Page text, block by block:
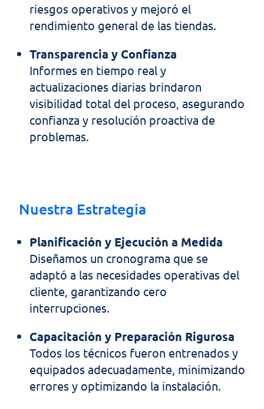
riesgos operativos y mejoró el
rendimiento general de las tiendas.
Transparencia y Confianza
Informes en tiempo real y
actualizaciones diarias brindaron
visibilidad total del proceso, asegurando
confianza y resolución proactiva de
problemas.
Nuestra Estrategia
Planificación y Ejecución a Medida
Diseñamos un cronograma que se
adaptó a las necesidades operativas del
cliente, garantizando cero
interrupciones.
Capacitación y Preparación Rigurosa
Todos los técnicos fueron entrenados y
equipados adecuadamente, minimizando
errores y optimizando la instalación.